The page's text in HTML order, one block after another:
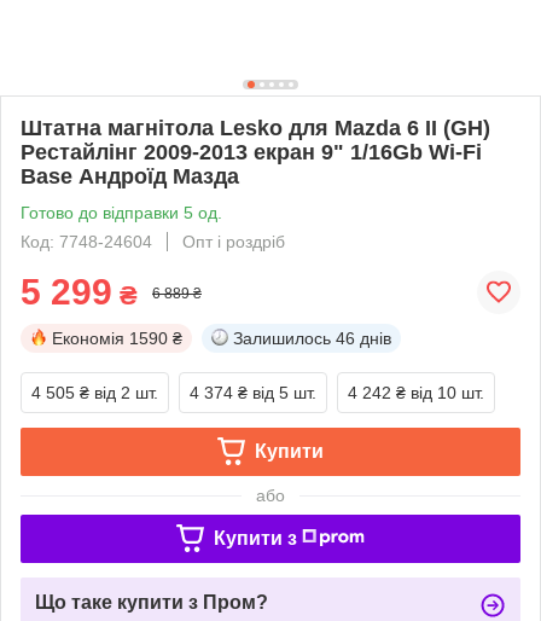
Штатна магнітола Lesko для Mazda 6 II (GH)
Рестайлінг 2009-2013 екран 9" 1/16Gb Wi-Fi
Base Андроїд Мазда
Готово до відправки 5 од.
Код: 7748-24604
Опт і роздріб
5 299 ₴ 6 889 ₴
Економія 1590 ₴ Залишилось 46 днів
4 505 ₴ від 2 шт. 4 374 ₴ від 5 шт. 4 242 ₴ від 10 шт.
Купити
або
Купити з
Що таке купити з Пром?